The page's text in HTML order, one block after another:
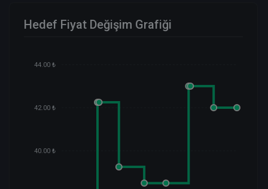
Hedef Fiyat Değişim Grafiği
44.00 ₺
42.00 ₺
40.00 ₺